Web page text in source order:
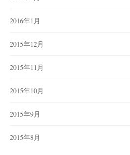
2016年1月
2015年12月
2015年11月
2015年10月
2015年9月
2015年8月